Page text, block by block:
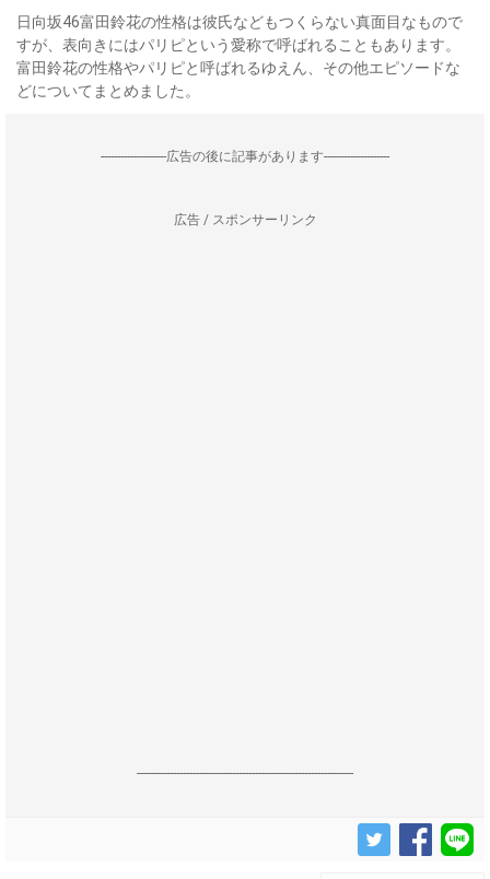
日向坂46富田鈴花の性格は彼氏などもつくらない真面目なもので
すが、表向きにはパリピという愛称で呼ばれることもあります。
富田鈴花の性格やパリピと呼ばれるゆえん、その他エピソードな
どについてまとめました。
--------------------広告の後に記事があります--------------------
広告 / スポンサーリンク
------------------------------------------------------------------